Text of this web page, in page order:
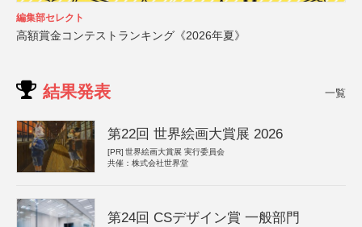
編集部セレクト
高額賞金コンテストランキング《2026年夏》
結果発表 一覧
第22回 世界絵画大賞展 2026
[PR] 世界絵画大賞展 実行委員会
共催：株式会社世界堂
第24回 CSデザイン賞 一般部門